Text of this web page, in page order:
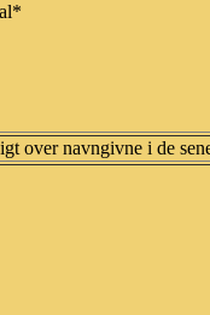
over navngivne i de